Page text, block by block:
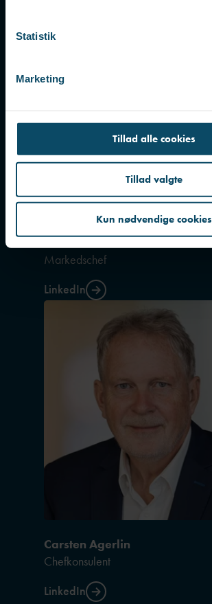
Statistik
Marketing
Tillad alle cookies
Tillad valgte
Kun nødvendige cookies
Palle Udsen
Markedschef
LinkedIn
Carsten Agerlin
Chefkonsulent
LinkedIn